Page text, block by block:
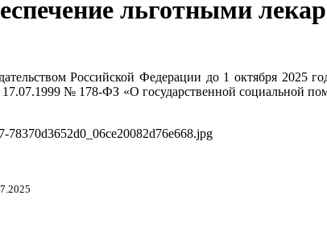
льготными
Российской Федерации до 1 октября
№ 178-ФЗ «О государственной социальной